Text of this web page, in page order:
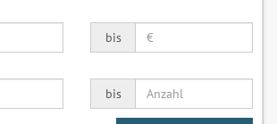
bis
bis